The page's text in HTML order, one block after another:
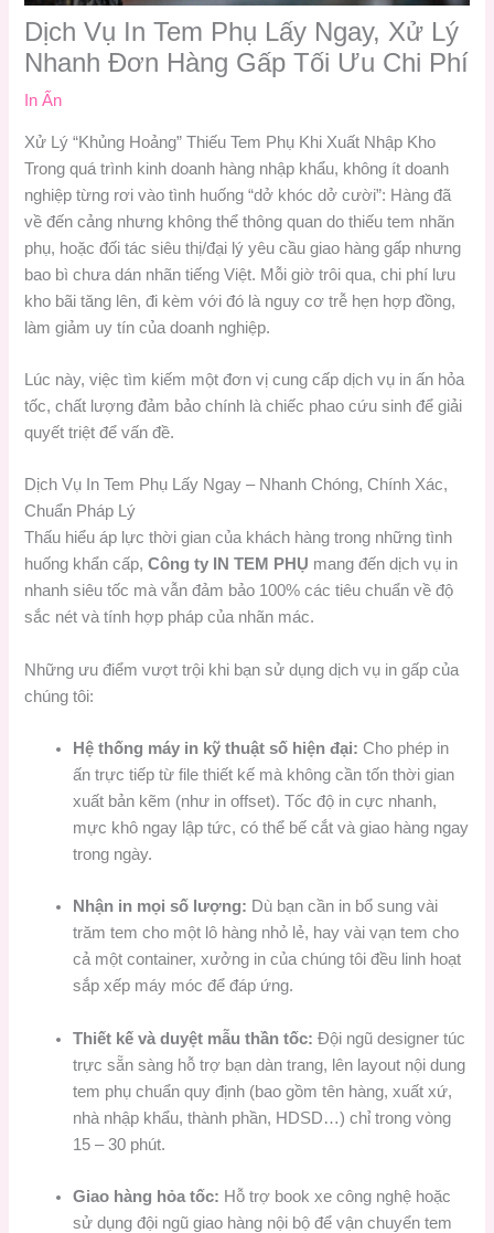
Dịch Vụ In Tem Phụ Lấy Ngay, Xử Lý
Nhanh Đơn Hàng Gấp Tối Ưu Chi Phí
In Ấn
Xử Lý “Khủng Hoảng” Thiếu Tem Phụ Khi Xuất Nhập Kho
Trong quá trình kinh doanh hàng nhập khẩu, không ít doanh
nghiệp từng rơi vào tình huống “dở khóc dở cười”: Hàng đã
về đến cảng nhưng không thể thông quan do thiếu tem nhãn
phụ, hoặc đối tác siêu thị/đại lý yêu cầu giao hàng gấp nhưng
bao bì chưa dán nhãn tiếng Việt. Mỗi giờ trôi qua, chi phí lưu
kho bãi tăng lên, đi kèm với đó là nguy cơ trễ hẹn hợp đồng,
làm giảm uy tín của doanh nghiệp.
Lúc này, việc tìm kiếm một đơn vị cung cấp dịch vụ in ấn hỏa
tốc, chất lượng đảm bảo chính là chiếc phao cứu sinh để giải
quyết triệt để vấn đề.
Dịch Vụ In Tem Phụ Lấy Ngay – Nhanh Chóng, Chính Xác,
Chuẩn Pháp Lý
Thấu hiểu áp lực thời gian của khách hàng trong những tình
huống khẩn cấp,Công ty IN TEM PHỤ mang đến dịch vụ in
nhanh siêu tốc mà vẫn đảm bảo 100% các tiêu chuẩn về độ
sắc nét và tính hợp pháp của nhãn mác.
Những ưu điểm vượt trội khi bạn sử dụng dịch vụ in gấp của
chúng tôi:
Hệ thống máy in kỹ thuật số hiện đại: Cho phép in
ấn trực tiếp từ file thiết kế mà không cần tốn thời gian
xuất bản kẽm (như in offset). Tốc độ in cực nhanh,
mực khô ngay lập tức, có thể bế cắt và giao hàng ngay
trong ngày.
Nhận in mọi số lượng: Dù bạn cần in bổ sung vài
trăm tem cho một lô hàng nhỏ lẻ, hay vài vạn tem cho
cả một container, xưởng in của chúng tôi đều linh hoạt
sắp xếp máy móc để đáp ứng.
Thiết kế và duyệt mẫu thần tốc: Đội ngũ designer túc
trực sẵn sàng hỗ trợ bạn dàn trang, lên layout nội dung
tem phụ chuẩn quy định (bao gồm tên hàng, xuất xứ,
nhà nhập khẩu, thành phần, HDSD…) chỉ trong vòng
15 – 30 phút.
Giao hàng hỏa tốc: Hỗ trợ book xe công nghệ hoặc
sử dụng đội ngũ giao hàng nội bộ để vận chuyển tem